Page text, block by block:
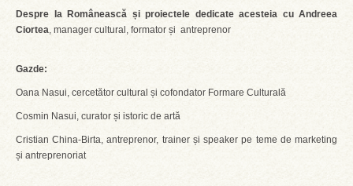
Despre Ia Românească și proiectele dedicate acesteia cu Andreea
Ciortea, manager cultural, formator și antreprenor
Gazde:
Oana Nasui, cercetător cultural și cofondator Formare Culturală
Cosmin Nasui, curator și istoric de artă
Cristian China-Birta, antreprenor, trainer și speaker pe teme de marketing
și antreprenoriat